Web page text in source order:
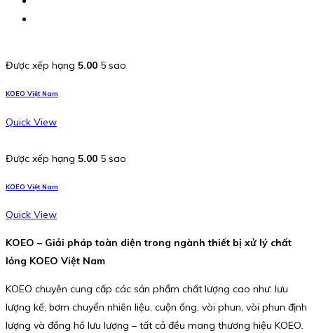
Được xếp hạng 5.00 5 sao
KOEO Việt Nam
Quick View
Được xếp hạng 5.00 5 sao
KOEO Việt Nam
Quick View
KOEO – Giải pháp toàn diện trong ngành thiết bị xử lý chất
lỏng KOEO Việt Nam
KOEO chuyên cung cấp các sản phẩm chất lượng cao như: lưu
lượng kế, bơm chuyển nhiên liệu, cuộn ống, vòi phun, vòi phun định
lượng và đồng hồ lưu lượng – tất cả đều mang thương hiệu KOEO.